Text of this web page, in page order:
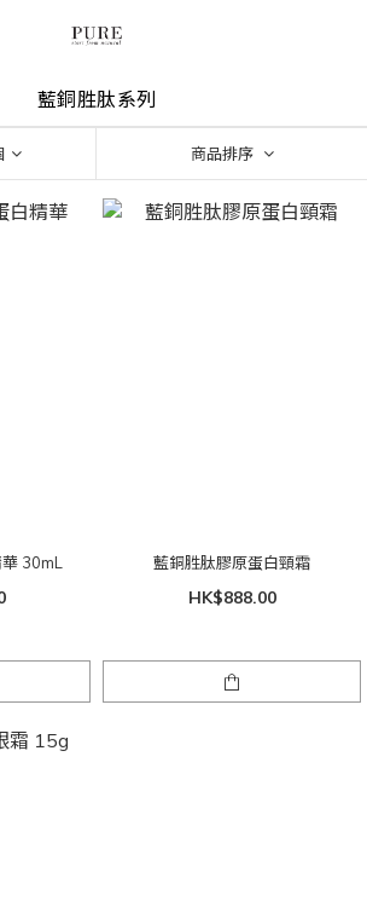
藍銅胜肽系列
商品排序
30mL 藍銅胜肽膠原蛋白頸霜
HK$888.00